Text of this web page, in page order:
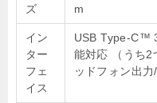
ズ
m
イン
ター
フェ
イス
USB Type-C™
能対応 （うち
ッドフォン出